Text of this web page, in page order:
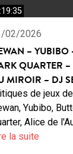
02/2026
– YUBIBO
QUARTER –
MIROIR – DJ
de jeux
Yubibo,
Alice de
la suite